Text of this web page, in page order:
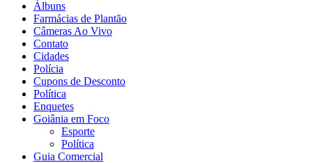
Álbuns
Farmácias de Plantão
Câmeras Ao Vivo
Contato
Cidades
Polícia
Cupons de Desconto
Política
Enquetes
Goiânia em Foco
Esporte
Política
Guia Comercial